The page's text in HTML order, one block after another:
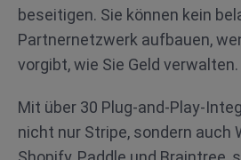
beseitigen. Sie können kein
Partnernetzwerk aufbauen,
vorgibt, wie Sie Geld verwalten.
Mit über 30 Plug-and-Play-
nicht nur Stripe, sondern auch